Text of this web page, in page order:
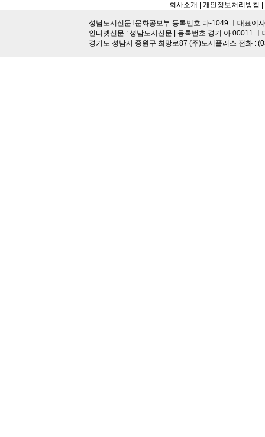
회사소개 | 개인정보처리방침
성남도시신문 l문화공보부 등록번호 다-1049 ㅣ대표이
인터넷신문 : 성남도시신문 | 등록번호 경기 아 00011
경기도 성남시 중원구 희망로87 (주)도시플러스 전화 :